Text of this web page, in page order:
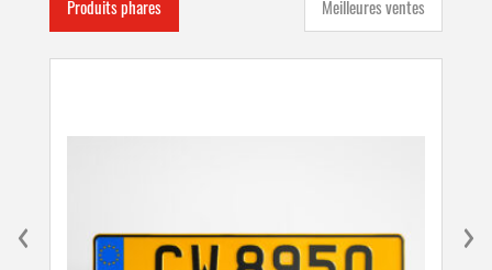
Produits phares Meilleures ventes